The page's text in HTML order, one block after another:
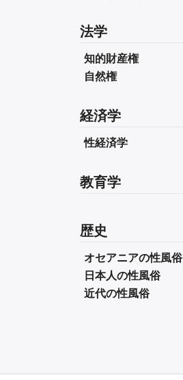
法学
知的財産権
自然権
経済学
性経済学
教育学
歴史
オセアニアの性風俗
日本人の性風俗
近代の性風俗